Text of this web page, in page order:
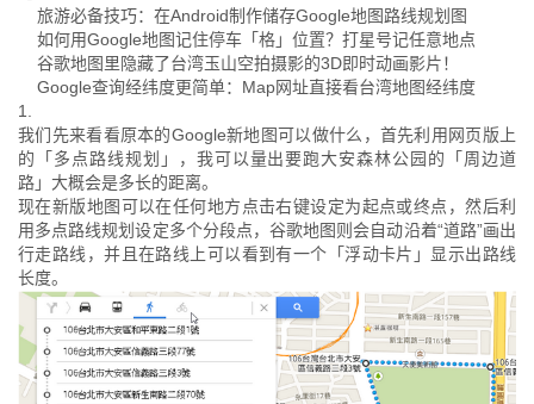
旅游必备技巧：在Android制作储存Google地图路线规划图
如何用Google地图记住停车「格」位置？打星号记任意地点
谷歌地图里隐藏了台湾玉山空拍摄影的3D即时动画影片！
Google查询经纬度更简单：Map网址直接看台湾地图经纬度
1.
我们先来看看原本的Google新地图可以做什么，首先利用网页版上
的「多点路线规划」，我可以量出要跑大安森林公园的「周边道
路」大概会是多长的距离。
现在新版地图可以在任何地方点击右键设定为起点或终点，然后利
用多点路线规划设定多个分段点，谷歌地图则会自动沿着“道路”画出
行走路线，并且在路线上可以看到有一个「浮动卡片」显示出路线
长度。